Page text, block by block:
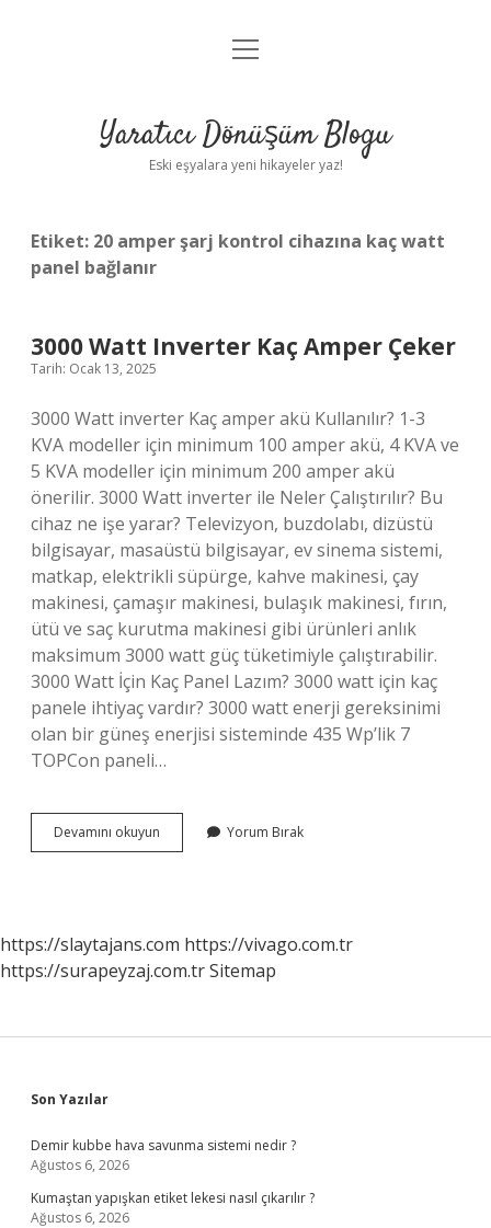
Anasayfa
Yasal Uyarı
menüyü
Yaratıcı Dönüşüm Blogu
Eski eşyalara yeni hikayeler yaz!
Etiket: 20 amper şarj kontrol cihazına kaç watt
panel bağlanır
3000 Watt Inverter Kaç Amper Çeker
Tarih: Ocak 13, 2025
3000 Watt inverter Kaç amper akü Kullanılır? 1-3
KVA modeller için minimum 100 amper akü, 4 KVA ve
5 KVA modeller için minimum 200 amper akü
önerilir. 3000 Watt inverter ile Neler Çalıştırılır? Bu
cihaz ne işe yarar? Televizyon, buzdolabı, dizüstü
bilgisayar, masaüstü bilgisayar, ev sinema sistemi,
matkap, elektrikli süpürge, kahve makinesi, çay
makinesi, çamaşır makinesi, bulaşık makinesi, fırın,
ütü ve saç kurutma makinesi gibi ürünleri anlık
maksimum 3000 watt güç tüketimiyle çalıştırabilir.
3000 Watt İçin Kaç Panel Lazım? 3000 watt için kaç
panele ihtiyaç vardır? 3000 watt enerji gereksinimi
olan bir güneş enerjisi sisteminde 435 Wp’lik 7
TOPCon paneli…
Devamını okuyun
Watt
Yorum Bırak
https://slaytajans.com https://vivago.com.tr
https://surapeyzaj.com.trSitemap
Sidebar
Son Yazılar
Demir kubbe hava savunma sistemi nedir ?
Ağustos 6, 2026
Kumaştan yapışkan etiket lekesi nasıl çıkarılır ?
Ağustos 6, 2026